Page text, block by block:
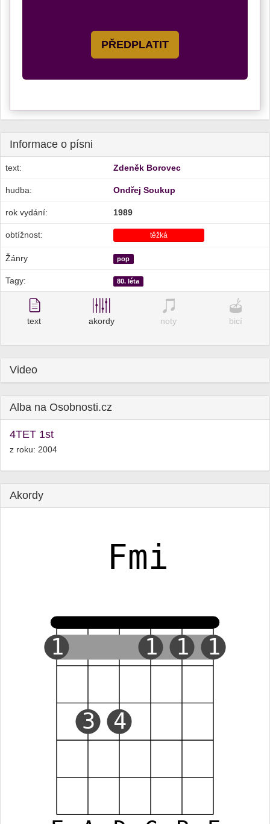
PŘEDPLATIT
Informace o písni
text: Zdeněk Borovec
hudba: Ondřej Soukup
rok vydání: 1989
obtížnost: těžká
Žánry pop
Tagy: 80. léta
text akordy noty bicí
Video
Alba na Osobnosti.cz
4TET 1st
z roku: 2004
Akordy
Fmi
1
3 4
1 1 1